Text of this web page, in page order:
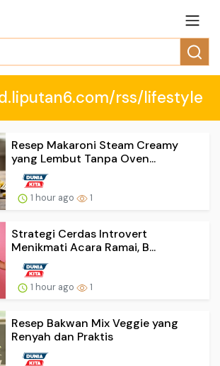
rss/lifestyle
Resep Makaroni Steam Creamy
yang Lembut Tanpa Oven...
1 hour ago 1
Strategi Cerdas Introvert
Menikmati Acara Ramai, B...
1 hour ago 1
Resep Bakwan Mix Veggie yang
Renyah dan Praktis